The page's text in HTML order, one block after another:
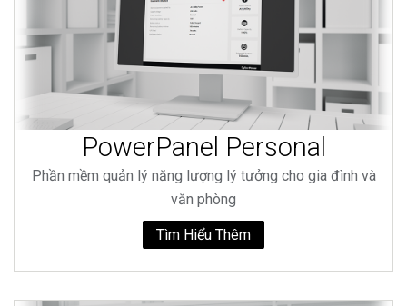
PowerPanel Personal
Phần mềm quản lý năng lượng lý tưởng cho gia đình và
văn phòng
Tìm Hiểu Thêm